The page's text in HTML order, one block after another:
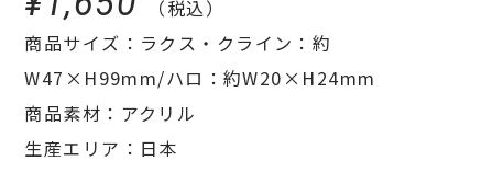
（税込）
商品サイズ：ラクス・クライン：約
W47×H99mm/ハロ：約W20×H24mm
商品素材：アクリル
生産エリア：日本